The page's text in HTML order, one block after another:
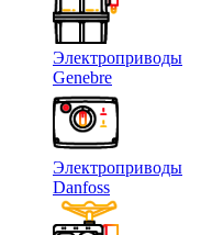
Электроприводы
Genebre
Электроприводы
Danfoss